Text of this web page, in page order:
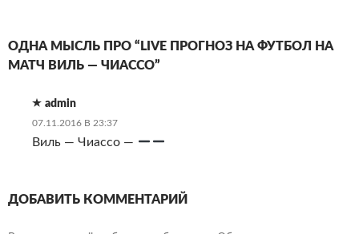
ОДНА МЫСЛЬ ПРО “LIVE ПРОГНОЗ НА ФУТБОЛ НА
МАТЧ ВИЛЬ — ЧИАССО”
admin
07.11.2016 В 23:37
Виль — Чиассо —
ДОБАВИТЬ КОММЕНТАРИЙ